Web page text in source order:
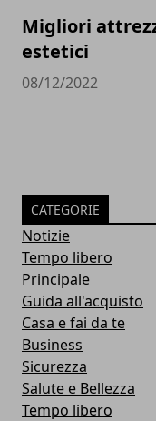
Migliori
estetici
08/12/2022
CATEGORIE
Notizie
Tempo libero
Principale
Guida all'acquisto
Casa e fai da te
Business
Sicurezza
Salute e Bellezza
Tempo libero